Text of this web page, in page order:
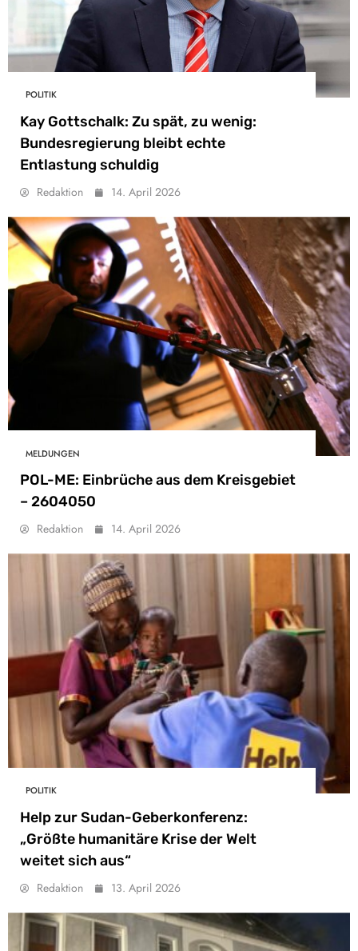
POLITIK
Kay Gottschalk: Zu spät, zu wenig:
Bundesregierung bleibt echte
Entlastung schuldig
Redaktion 14. April 2026
MELDUNGEN
POL-ME: Einbrüche aus dem Kreisgebiet
– 2604050
Redaktion 14. April 2026
POLITIK
Help zur Sudan-Geberkonferenz:
„Größte humanitäre Krise der Welt
weitet sich aus“
Redaktion 13. April 2026